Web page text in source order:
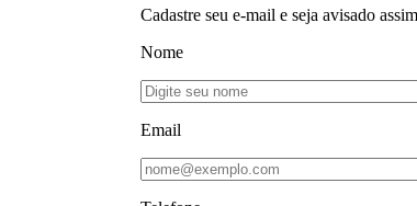
Cadastre seu e-mail e seja avisado
Nome
Email